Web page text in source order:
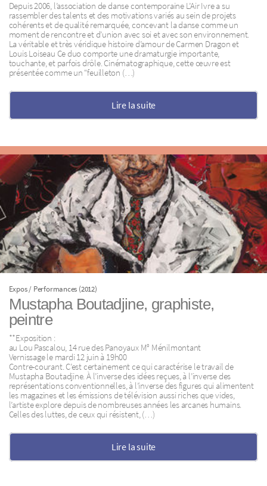
Depuis 2006, l’association de danse contemporaine L’Air Ivre a su
rassembler des talents et des motivations variés au sein de projets
cohérents et de qualité remarquée, concevant la danse comme un
moment de rencontre et d’union avec soi et avec son environnement.
La véritable et très véridique histoire d’amour de Carmen Dragon et
Louis Loiseau Ce duo comporte une dramaturgie importante,
touchante, et parfois drôle. Cinématographique, cette œuvre est
présentée comme un "feuilleton (…)
Lire la suite
Expos / Performances (2012)
Mustapha Boutadjine, graphiste,
peintre
**Exposition :
au Lou Pascalou, 14 rue des Panoyaux M° Ménilmontant
Vernissage le mardi 12 juin à 19h00
Contre-courant. C’est certainement ce qui caractérise le travail de
Mustapha Boutadjine. À l’inverse des idées reçues, à l’inverse des
représentations conventionnelles, à l’inverse des figures qui alimentent
les magazines et les émissions de télévision aussi riches que vides,
l’artiste explore depuis de nombreuses années les arcanes humains.
Celles des luttes, de ceux qui résistent, (…)
Lire la suite